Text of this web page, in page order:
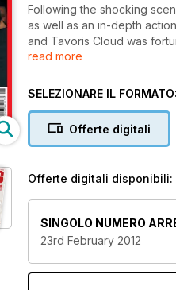
Following the shocking
as well as an in-depth
and Tavoris Cloud was
Ahead of this weekend’s
second interview. All this
read more
SELEZIONARE IL FORMATO:
Offerte digitali
Offerte digitali disponibili:
SINGOLO NUMERO
23rd February 2012